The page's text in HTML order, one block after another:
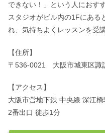
できない！」という人におす
スタジオがビル内の1Fにある
れ、気持ちよくレッスンを受
【住所】
〒536-0021 大阪市城東区諏
【アクセス】
大阪市営地下鉄 中央線 深江橋
2番出口 徒歩1分